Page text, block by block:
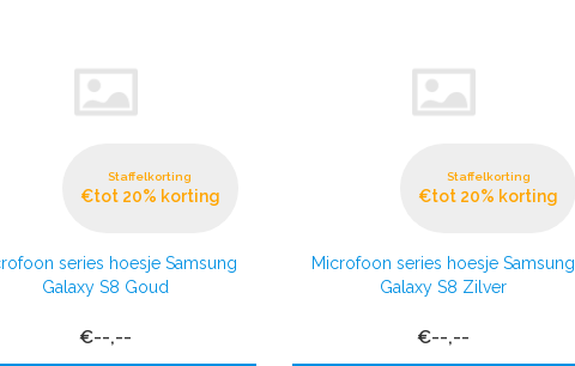
Staffelkorting
€tot 20% korting
series hoesje Samsung
Galaxy S8 Goud
€--,--
Staffelkorting
€tot 20% korting
Microfoon series hoesje Samsung
Galaxy S8 Zilver
€--,--